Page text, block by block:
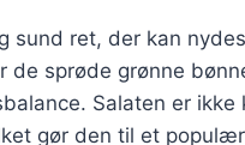
sund ret, der kan
de sprøde grønne
Salaten er ikke
gør den til et